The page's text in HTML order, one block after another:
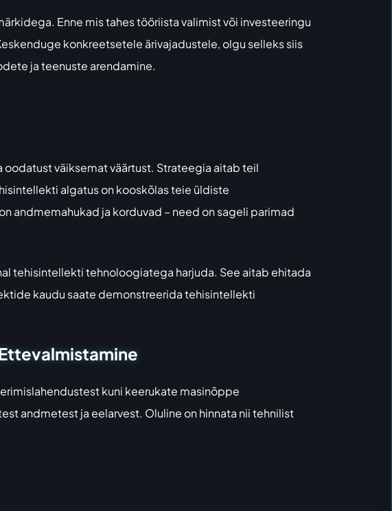
Enne mis tahes tööriista valimist või investeeringu
konkreetsetele ärivajadustele, olgu selleks siis
ja teenuste arendamine.
väiksemat väärtust. Strateegia aitab teil
algatus on kooskõlas teie üldiste
andmemahukad ja korduvad – need on sageli parimad
tehisintellekti tehnoloogiatega harjuda. See aitab ehitada
kaudu saate demonstreerida tehisintellekti
kuni keerukate masinõppe
andmetest ja eelarvest. Oluline on hinnata nii tehnilist